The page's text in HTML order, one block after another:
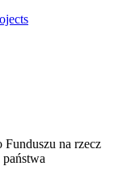
na rzecz